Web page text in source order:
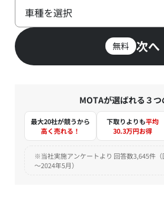
車種を選択
無料 次へ
MOTAが選ばれる３つ
最大20社が競うから
高く売れる！
下取りよりも平均
30.3万円お得
※当社実施アンケートより 回答数3,645件（
～2024年5月）